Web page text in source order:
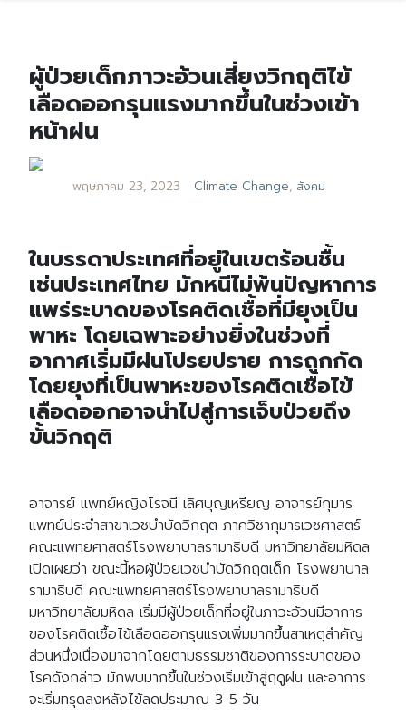
ผู้ป่วยเด็กภาวะอ้วนเสี่ยงวิกฤติไข้
เลือดออกรุนแรงมากขึ้นในช่วงเข้า
หน้าฝน
พฤษภาคม 23, 2023 Climate Change, สังคม
ในบรรดาประเทศที่อยู่ในเขตร้อนชื้น
เช่นประเทศไทย มักหนีไม่พ้นปัญหาการ
แพร่ระบาดของโรคติดเชื้อที่มียุงเป็น
พาหะ โดยเฉพาะอย่างยิ่งในช่วงที่
อากาศเริ่มมีฝนโปรยปราย การถูกกัด
โดยยุงที่เป็นพาหะของโรคติดเชื้อไข้
เลือดออกอาจนำไปสู่การเจ็บป่วยถึง
ขั้นวิกฤติ
อาจารย์ แพทย์หญิงโรจนี เลิศบุญเหรียญ อาจารย์กุมาร
แพทย์ประจำสาขาเวชบำบัดวิกฤต ภาควิชากุมารเวชศาสตร์
คณะแพทยศาสตร์โรงพยาบาลรามาธิบดี มหาวิทยาลัยมหิดล
เปิดเผยว่า ขณะนี้หอผู้ป่วยเวชบำบัดวิกฤตเด็ก โรงพยาบาล
รามาธิบดี คณะแพทยศาสตร์โรงพยาบาลรามาธิบดี
มหาวิทยาลัยมหิดล เริ่มมีผู้ป่วยเด็กที่อยู่ในภาวะอ้วนมีอาการ
ของโรคติดเชื้อไข้เลือดออกรุนแรงเพิ่มมากขึ้นสาเหตุสำคัญ
ส่วนหนึ่งเนื่องมาจากโดยตามธรรมชาติของการระบาดของ
โรคดังกล่าว มักพบมากขึ้นในช่วงเริ่มเข้าสู่ฤดูฝน และอาการ
จะเริ่มทรุดลงหลังไข้ลดประมาณ 3-5 วัน